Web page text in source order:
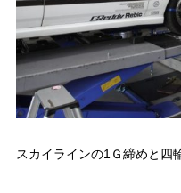
スカイラインの1Ｇ締めと四